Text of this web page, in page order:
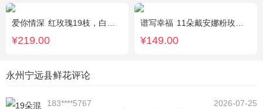
爱你情深 红玫瑰19枝，白色相思梅、栀子叶搭配
¥219.00
谱写幸福 11朵戴安娜粉玫瑰，搭配适量情人草装饰
¥149.00
永州宁远县鲜花评论
183****5767
2026-07-25